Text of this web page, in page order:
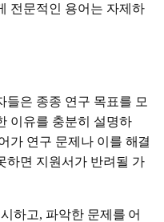
전문적인 용어는 자제하
들은 종종 연구 목표를 모
이유를 충분히 설명하
가 연구 문제나 이를 해결
하면 지원서가 반려될 가
하고, 파악한 문제를 어